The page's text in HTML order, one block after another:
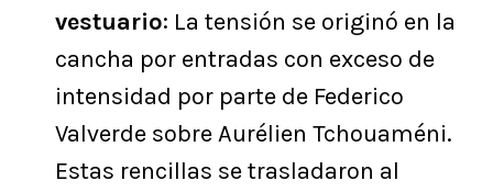
vestuario: La tensión se originó en la
cancha por entradas con exceso de
intensidad por parte de Federico
Valverde sobre Aurélien Tchouaméni.
Estas rencillas se trasladaron al